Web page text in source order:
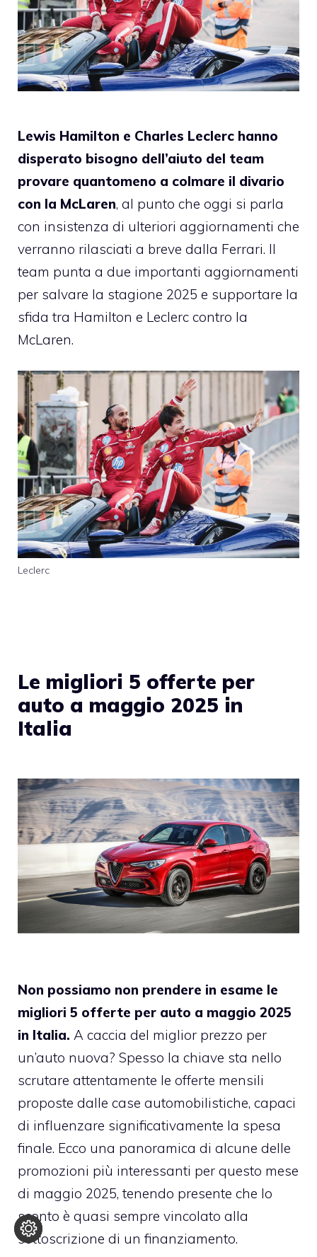
Lewis Hamilton e Charles Leclerc hanno
disperato bisogno dell’aiuto del team
provare quantomeno a colmare il divario
con la McLaren, al punto che oggi si parla
con insistenza di ulteriori aggiornamenti che
verranno rilasciati a breve dalla Ferrari. Il
team punta a due importanti aggiornamenti
per salvare la stagione 2025 e supportare la
sfida tra Hamilton e Leclerc contro la
McLaren.
Leclerc
Le migliori 5 offerte per
auto a maggio 2025 in
Italia
Non possiamo non prendere in esame le
migliori 5 offerte per auto a maggio 2025
in Italia. A caccia del miglior prezzo per
un’auto nuova? Spesso la chiave sta nello
scrutare attentamente le offerte mensili
proposte dalle case automobilistiche, capaci
di influenzare significativamente la spesa
finale. Ecco una panoramica di alcune delle
promozioni più interessanti per questo mese
di maggio 2025, tenendo presente che lo
sconto è quasi sempre vincolato alla
sottoscrizione di un finanziamento.